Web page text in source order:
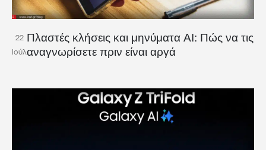
22
Ιούλ
Πλαστές κλήσεις και μηνύματα AI: Πώς να τις
αναγνωρίσετε πριν είναι αργά